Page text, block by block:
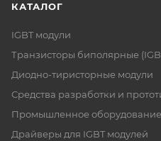
КАТАЛОГ
IGBT модули
Транзисторы биполярные
Диодно-тиристорные модули
Средства разработки и
Промышленное оборудование
Драйверы для IGBT модулей